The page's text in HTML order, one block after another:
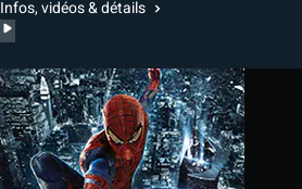
Infos, vidéos & détails